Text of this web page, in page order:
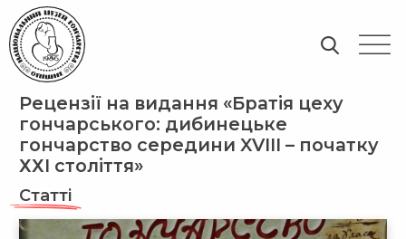
Рецензії на видання «Братія цеху
гончарського: дибинецьке
гончарство середини XVIII – початку
ХХІ століття»
Статті